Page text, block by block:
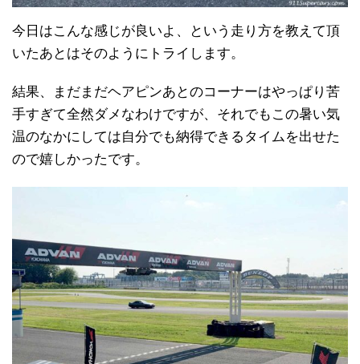
今日はこんな感じが良いよ、という走り方を教えて頂
いたあとはそのようにトライします。
結果、まだまだヘアピンあとのコーナーはやっぱり苦
手すぎて全然ダメなわけですが、それでもこの暑い気
温のなかにしては自分でも納得できるタイムを出せた
ので嬉しかったです。